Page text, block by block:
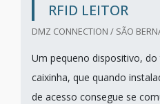
RFID LEITOR
DMZ CONNECTION / SÃO
Um pequeno dispositivo,
caixinha, que quando
de acesso consegue se